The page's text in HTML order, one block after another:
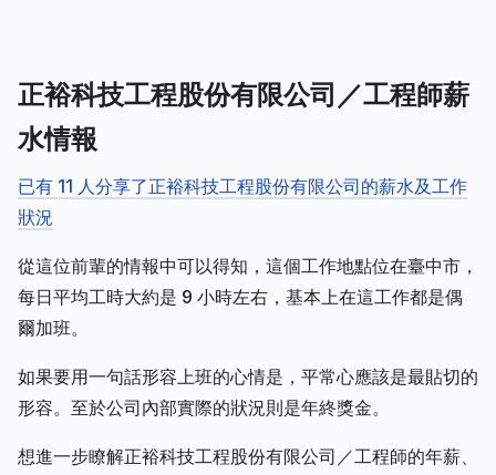
正裕科技工程股份有限公司／工程師薪
水情報
已有 11 人分享了正裕科技工程股份有限公司的薪水及工作
狀況
從這位前輩的情報中可以得知，這個工作地點位在臺中市，
每日平均工時大約是 9 小時左右，基本上在這工作都是偶
爾加班。
如果要用一句話形容上班的心情是，平常心應該是最貼切的
形容。至於公司內部實際的狀況則是年終獎金。
想進一步瞭解正裕科技工程股份有限公司／工程師的年薪、